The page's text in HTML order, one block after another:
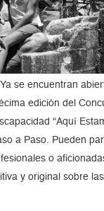
se encuentran
edición del
“Aquí
a Paso. Pueden
o
y original sobre